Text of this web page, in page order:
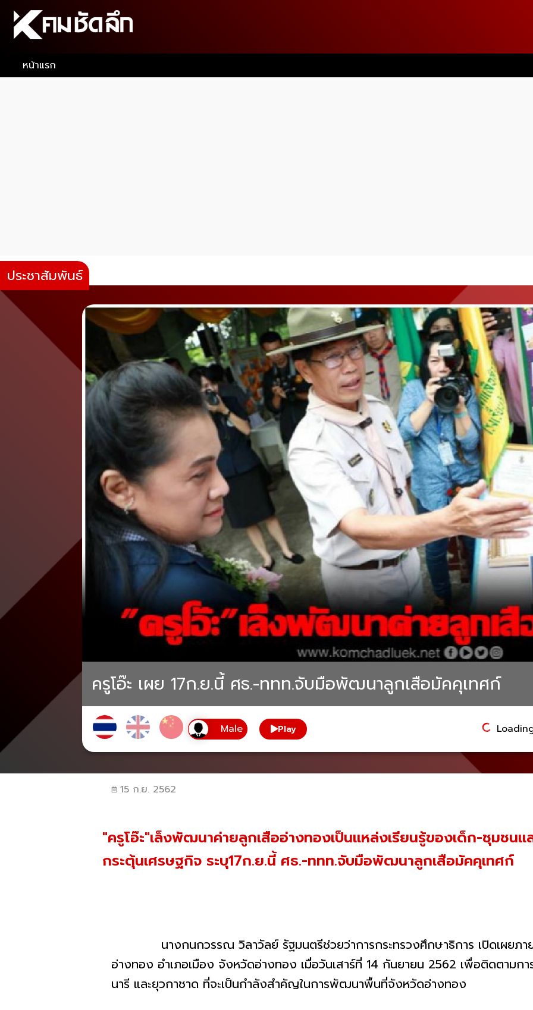
หน้าแรก
ประชาสัมพันธ์
ครูโอ๊ะ เผย 17ก.ย.นี้ ศธ.-ททท.จับมือพัฒนาลูกเสือมัคคุเทศก์
Play
15 ก.ย. 2562
"ครูโอ๊ะ"เล็งพัฒนาค่ายลูกเสืออ่างทองเป็นแหล่งเรียนรู้ของเด็ก-ชุมชนแ
กระตุ้นเศรษฐกิจ ระบุ17ก.ย.นี้ ศธ.-ททท.จับมือพัฒนาลูกเสือมัคคุเทศก์
นางกนกวรรณ วิลาวัลย์ รัฐมนตรีช่วยว่าการกระทรวงศึกษาธิการ เปิดเผยภา
อ่างทอง อำเภอเมือง จังหวัดอ่างทอง เมื่อวันเสาร์ที่ 14 กันยายน 2562 เพื่อติดตาม
นารี และยุวกาชาด ที่จะเป็นกำลังสำคัญในการพัฒนาพื้นที่จังหวัดอ่างทอง